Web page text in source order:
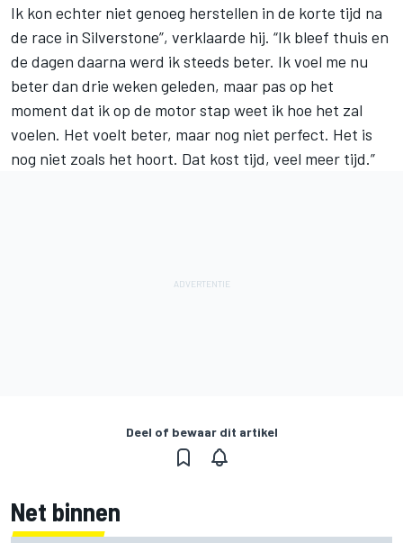
Ik kon echter niet genoeg herstellen in de korte tijd na
de race in Silverstone”, verklaarde hij. “Ik bleef thuis en
de dagen daarna werd ik steeds beter. Ik voel me nu
beter dan drie weken geleden, maar pas op het
moment dat ik op de motor stap weet ik hoe het zal
voelen. Het voelt beter, maar nog niet perfect. Het is
nog niet zoals het hoort. Dat kost tijd, veel meer tijd.”
Deel of bewaar dit artikel
Net binnen